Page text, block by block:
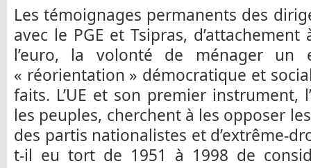
Les témoignages permanents des
avec le PGE et Tsipras,
l’euro, la volonté de ménager un
« réorientation » démocratique et
faits. L’UE et son premier instrument,
les peuples, cherchent à les opposer
des partis nationalistes et d’extrême-
t-il eu tort de 1951 à 1998 de